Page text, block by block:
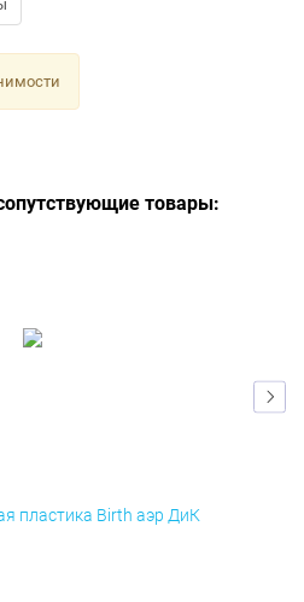
товары:
пластика Birth аэр ДиК